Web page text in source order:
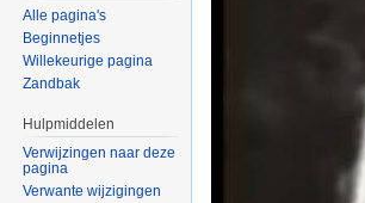
Alle pagina's
Beginnetjes
Willekeurige pagina
Zandbak
Hulpmiddelen
Verwijzingen naar deze
pagina
Verwante wijzigingen